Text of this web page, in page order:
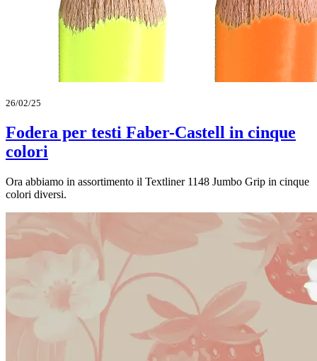
26/02/25
Fodera per testi Faber-Castell in cinque
colori
Ora abbiamo in assortimento il Textliner 1148 Jumbo Grip in cinque
colori diversi.